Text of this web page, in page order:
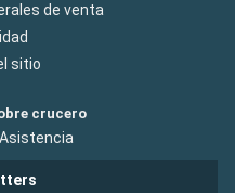
de venta
sitio
crucero